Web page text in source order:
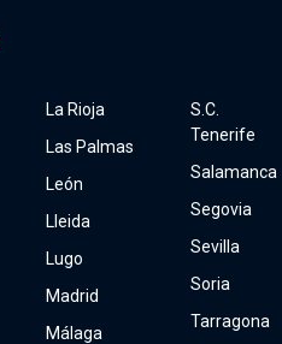
La Rioja
Las Palmas
León
Lleida
Lugo
Madrid
Málaga
S.C.
Tenerife
Salamanca
Segovia
Sevilla
Soria
Tarragona